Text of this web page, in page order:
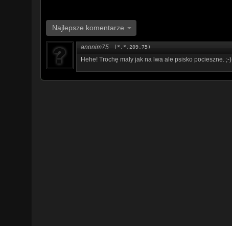
Najlepsze komentarze
anonim75 (*.*.209.75)
Hehe! Trochę mały jak na lwa ale psisko pocieszne. ;-)